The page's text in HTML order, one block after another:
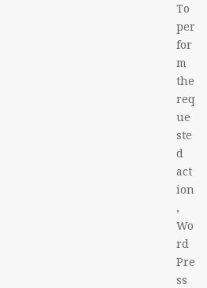
To
per
for
m
the
req
ue
ste
d
act
ion
,
Wo
rd
Pre
ss